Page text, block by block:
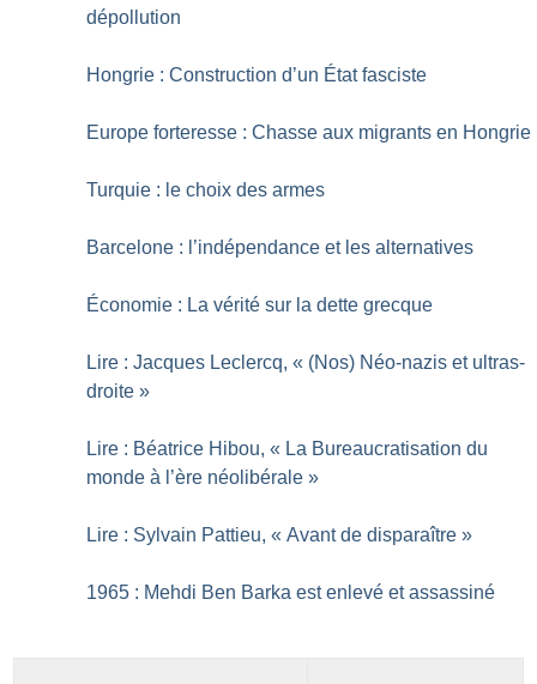
dépollution
Hongrie : Construction d’un État fasciste
Europe forteresse : Chasse aux migrants en Hongrie
Turquie : le choix des armes
Barcelone : l’indépendance et les alternatives
Économie : La vérité sur la dette grecque
Lire : Jacques Leclercq, « (Nos) Néo-nazis et ultras-
droite »
Lire : Béatrice Hibou, « La Bureaucratisation du
monde à l’ère néolibérale »
Lire : Sylvain Pattieu, « Avant de disparaître »
1965 : Mehdi Ben Barka est enlevé et assassiné